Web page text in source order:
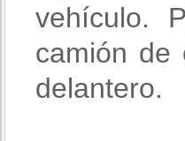
vehículo.
camión de
delantero.